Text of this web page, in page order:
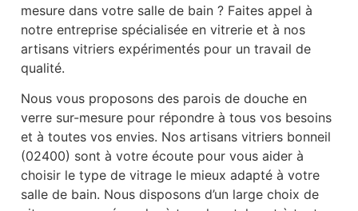
mesure dans votre salle de bain ? Faites appel à
notre entreprise spécialisée en vitrerie et à nos
artisans vitriers expérimentés pour un travail de
qualité.
Nous vous proposons des parois de douche en
verre sur-mesure pour répondre à tous vos besoins
et à toutes vos envies. Nos artisans vitriers bonneil
(02400) sont à votre écoute pour vous aider à
choisir le type de vitrage le mieux adapté à votre
salle de bain. Nous disposons d’un large choix de